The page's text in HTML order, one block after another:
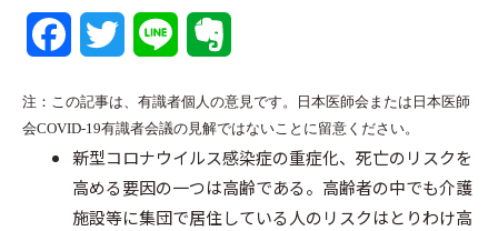
c
e
b
i
t
t
n
e
e
r
n
注：この記事は、有識者個人の意見です。日本医師会または日本医師
会COVID-19有識者会議の見解ではないことに留意ください。
新型コロナウイルス感染症の重症化、死亡のリスクを
高める要因の一つは高齢である。高齢者の中でも介護
施設等に集団で居住している人のリスクはとりわけ高